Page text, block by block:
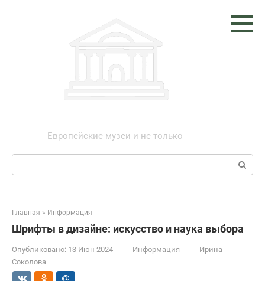
Европейские музеи и не только
Поиск:
Главная » Информация
Шрифты в дизайне: искусство и наука выбора
Опубликовано: 13 Июн 2024 Информация
Ирина
Соколова